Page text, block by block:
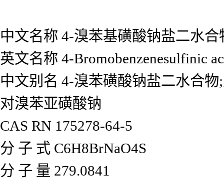
中文名称 4-溴苯基磺酸钠盐二水合
英文名称 4-Bromobenzenesulfinic
中文别名 4-溴苯磺酸钠盐二水合
对溴苯亚磺酸钠
CAS RN 175278-64-5
分 子 式 C6H8BrNaO4S
分 子 量 279.0841